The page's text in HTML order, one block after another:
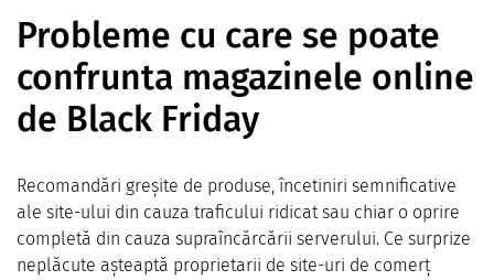
Probleme cu care se poate
confrunta magazinele online
de Black Friday
Recomandări greșite de produse, încetiniri semnificative
ale site-ului din cauza traficului ridicat sau chiar o oprire
completă din cauza supraîncărcării serverului. Ce surprize
neplăcute așteaptă proprietarii de site-uri de comerț